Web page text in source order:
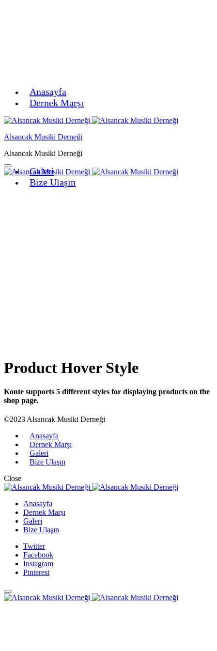
Menu
Anasayfa
Dernek Marşı
Alsancak Musiki Derneği
Alsancak Musiki Derneği
Galeri
Bize Ulaşın
Product Hover Style
Konte supports 5 different styles for displaying products on the
shop page.
©2023 Alsancak Musiki Derneği
Anasayfa
Dernek Marşı
Galeri
Bize Ulaşın
Close
Anasayfa
Dernek Marşı
Galeri
Bize Ulaşın
Twitter
Facebook
Instagram
Pinterest